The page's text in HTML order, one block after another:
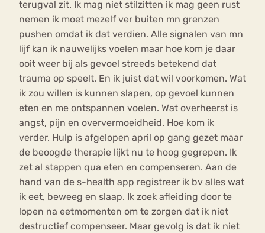
terugval zit. Ik mag niet stilzitten ik mag geen rust
nemen ik moet mezelf ver buiten mn grenzen
pushen omdat ik dat verdien. Alle signalen van mn
lijf kan ik nauwelijks voelen maar hoe kom je daar
ooit weer bij als gevoel streeds betekend dat
trauma op speelt. En ik juist dat wil voorkomen. Wat
ik zou willen is kunnen slapen, op gevoel kunnen
eten en me ontspannen voelen. Wat overheerst is
angst, pijn en oververmoeidheid. Hoe kom ik
verder. Hulp is afgelopen april op gang gezet maar
de beoogde therapie lijkt nu te hoog gegrepen. Ik
zet al stappen qua eten en compenseren. Aan de
hand van de s-health app registreer ik bv alles wat
ik eet, beweeg en slaap. Ik zoek afleiding door te
lopen na eetmomenten om te zorgen dat ik niet
destructief compenseer. Maar gevolg is dat ik niet